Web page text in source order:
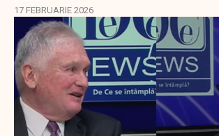
17 FEBRUARIE 2026
EXCLUSIV